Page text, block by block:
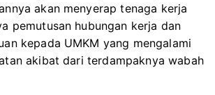
akan menyerap tenaga kerja
pemutusan hubungan kerja dan
kepada UMKM yang mengalami
akibat dari terdampaknya wabah